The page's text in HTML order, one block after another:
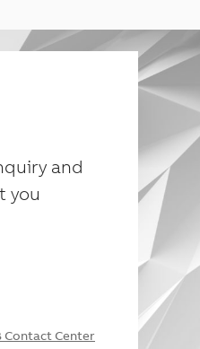
and
you
Contact Center